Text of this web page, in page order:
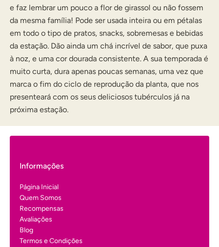
e faz lembrar um pouco a flor de girassol ou não fossem
da mesma família! Pode ser usada inteira ou em pétalas
em todo o tipo de pratos, snacks, sobremesas e bebidas
da estação. Dão ainda um chá incrível de sabor, que puxa
à noz, e uma cor dourada consistente. A sua temporada é
muito curta, dura apenas poucas semanas, uma vez que
marca o fim do ciclo de reprodução da planta, que nos
presenteará com os seus deliciosos tubérculos já na
próxima estação.
Informações
Página Inicial
Quem Somos
Recompensas
Avaliações
Blog
Termos e Condições